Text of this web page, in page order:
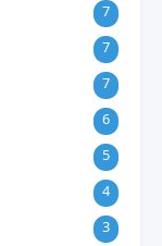
7
7
7
6
5
4
3